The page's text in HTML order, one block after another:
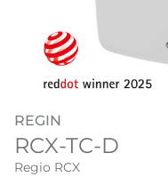
REGIN
RCX-TC-D
Regio RCX